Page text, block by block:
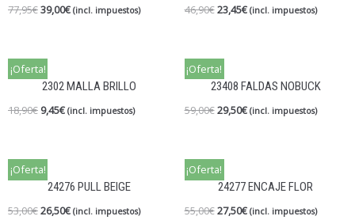
77,95€39,00€ (incl. impuestos)
46,90€23,45€ (incl. impuestos)
¡Oferta!
2302 MALLA BRILLO
18,90€ 9,45€ (incl. impuestos)
¡Oferta!
23408 FALDAS NOBUCK
59,00€29,50€ (incl. impuestos)
¡Oferta!
24276 PULL BEIGE
53,00€26,50€ (incl. impuestos)
¡Oferta!
24277 ENCAJE FLOR
55,00€27,50€ (incl. impuestos)